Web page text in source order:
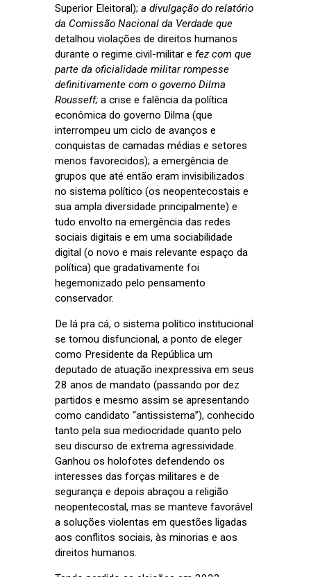
Superior Eleitoral); a divulgação do relatório
da Comissão Nacional da Verdade que
detalhou violações de direitos humanos
durante o regime civil-militar e fez com que
parte da oficialidade militar rompesse
definitivamente com o governo Dilma
Rousseff; a crise e falência da política
econômica do governo Dilma (que
interrompeu um ciclo de avanços e
conquistas de camadas médias e setores
menos favorecidos); a emergência de
grupos que até então eram invisibilizados
no sistema político (os neopentecostais e
sua ampla diversidade principalmente) e
tudo envolto na emergência das redes
sociais digitais e em uma sociabilidade
digital (o novo e mais relevante espaço da
política) que gradativamente foi
hegemonizado pelo pensamento
conservador.
De lá pra cá, o sistema político institucional
se tornou disfuncional, a ponto de eleger
como Presidente da República um
deputado de atuação inexpressiva em seus
28 anos de mandato (passando por dez
partidos e mesmo assim se apresentando
como candidato “antissistema”), conhecido
tanto pela sua mediocridade quanto pelo
seu discurso de extrema agressividade.
Ganhou os holofotes defendendo os
interesses das forças militares e de
segurança e depois abraçou a religião
neopentecostal, mas se manteve favorável
a soluções violentas em questões ligadas
aos conflitos sociais, às minorias e aos
direitos humanos.